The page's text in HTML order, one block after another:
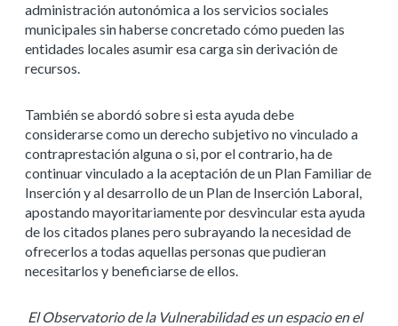
administración autonómica a los servicios sociales
municipales sin haberse concretado cómo pueden las
entidades locales asumir esa carga sin derivación de
recursos.
También se abordó sobre si esta ayuda debe
considerarse como un derecho subjetivo no vinculado a
contraprestación alguna o si, por el contrario, ha de
continuar vinculado a la aceptación de un Plan Familiar de
Inserción y al desarrollo de un Plan de Inserción Laboral,
apostando mayoritariamente por desvincular esta ayuda
de los citados planes pero subrayando la necesidad de
ofrecerlos a todas aquellas personas que pudieran
necesitarlos y beneficiarse de ellos.
El Observatorio de la Vulnerabilidad es un espacio en el